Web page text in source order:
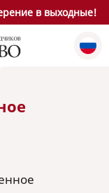
в выходные!